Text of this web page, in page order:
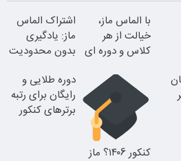
با الماس ماز،
خیالت از هر
کلاس و دوره ای
اشتراک الماس
ماز: یادگیری
بدون محدودیت
کنکور ۱۴۰6؟ ماز
دوره طلایی و
رایگان برای رتبه
برترهای کنکور